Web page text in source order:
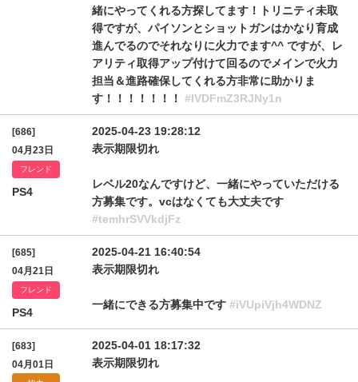
緒にやってくれる方探してます！トリニティ未取
得ですが、パイソンとショットガンはかなり育成
進んでるのでそれなりに火力でます^^ ですが、レ
アリティ取得アップ付けて回るのでメインで火力
担当＆進路確保してくれる方非常に助かりま
す！！！！！！！ #lVDFmZ3RJNy1n
[686]
04月23日
フレンド
PS4
2025-04-23 19:28:12
表示期限切れ
レベル20なんですけど、一緒にやっていただける
方募集です。vcはなくても大丈夫です
#temhrSVVkdjFz
[685]
04月21日
フレンド
PS4
2025-04-21 16:40:54
表示期限切れ
一緒にできる方募集中です #iVUpiVjh4WDNZ
[683]
04月01日
2025-04-01 18:17:32
表示期限切れ